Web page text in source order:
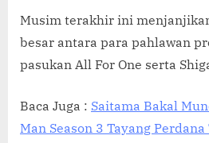
Musim terakhir ini
besar antara para pahlawan
pasukan All For One serta
Baca Juga : Saitama Bakal
Man Season 3 Tayang